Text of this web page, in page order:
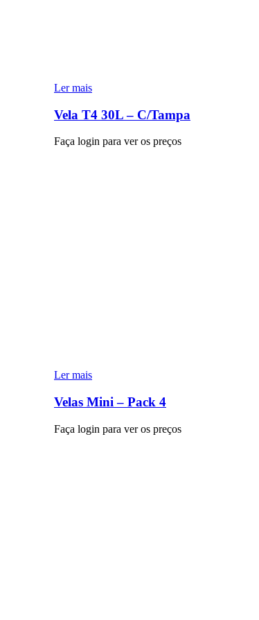
Ler mais
Vela T4 30L – C/Tampa
Faça login para ver os preços
Ler mais
Velas Mini – Pack 4
Faça login para ver os preços